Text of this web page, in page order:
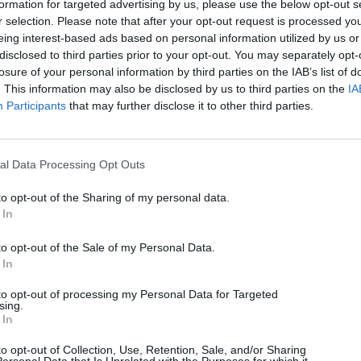
for targeted advertising by us, please use the below opt-out
selection. Please note that after your opt-out request is processed
interest-based ads based on personal information utilized by us
to third parties prior to your opt-out. You may separately
of your personal information by third parties on the IAB’s list of
This information may also be disclosed by us to third parties on the
Participants that may further disclose it to other third parties.
Data Processing Opt Outs
opt-out of the Sharing of my personal data.
opt-out of the Sale of my Personal Data.
opt-out of processing my Personal Data for Targeted
opt-out of Collection, Use, Retention, Sale, and/or Sharing